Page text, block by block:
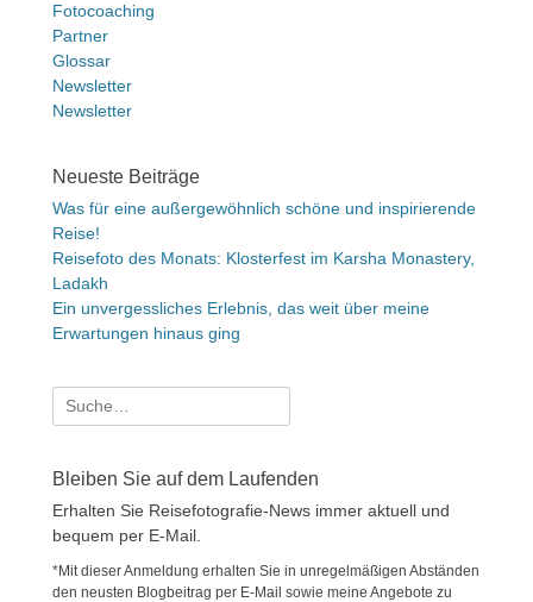
Fotocoaching
Partner
Glossar
Newsletter
Newsletter
Neueste Beiträge
Was für eine außergewöhnlich schöne und inspirierende
Reise!
Reisefoto des Monats: Klosterfest im Karsha Monastery,
Ladakh
Ein unvergessliches Erlebnis, das weit über meine
Erwartungen hinaus ging
Suche
nach:
Bleiben Sie auf dem Laufenden
Erhalten Sie Reisefotografie-News immer aktuell und
bequem per E-Mail.
*Mit dieser Anmeldung erhalten Sie in unregelmäßigen Abständen
den neusten Blogbeitrag per E-Mail sowie meine Angebote zu